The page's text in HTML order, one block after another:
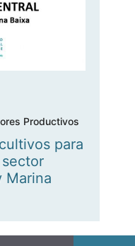
Productivos
para
Marina